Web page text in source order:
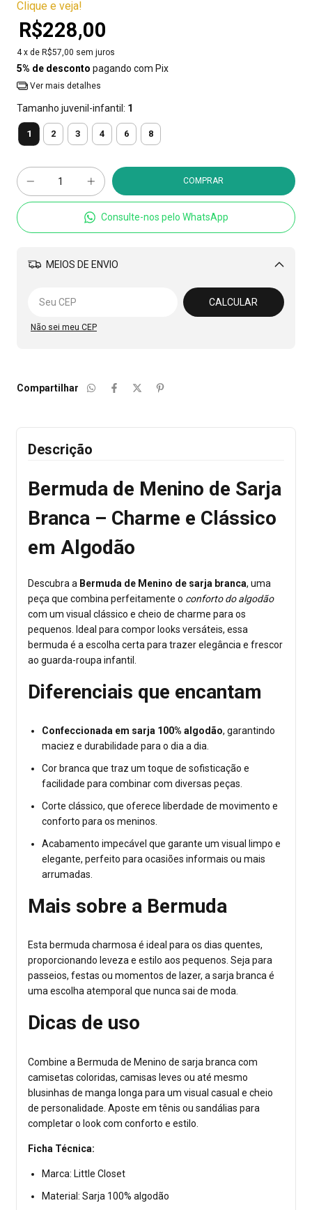
Clique e veja!
R$228,00
4 x de R$57,00 sem juros
5% de desconto pagando com Pix
Ver mais detalhes
Tamanho juvenil-infantil: 1
1 2 3 4 6 8
Consulte-nos pelo WhatsApp
MEIOS DE ENVIO
Alterar CEP
CALCULAR
Não sei meu CEP
Compartilhar
Descrição
Bermuda de Menino de Sarja
Branca – Charme e Clássico
em Algodão
Descubra a Bermuda de Menino de sarja branca, uma
peça que combina perfeitamente o conforto do algodão
com um visual clássico e cheio de charme para os
pequenos. Ideal para compor looks versáteis, essa
bermuda é a escolha certa para trazer elegância e frescor
ao guarda-roupa infantil.
Diferenciais que encantam
Confeccionada em sarja 100% algodão, garantindo
maciez e durabilidade para o dia a dia.
Cor branca que traz um toque de sofisticação e
facilidade para combinar com diversas peças.
Corte clássico, que oferece liberdade de movimento e
conforto para os meninos.
Acabamento impecável que garante um visual limpo e
elegante, perfeito para ocasiões informais ou mais
arrumadas.
Mais sobre a Bermuda
Esta bermuda charmosa é ideal para os dias quentes,
proporcionando leveza e estilo aos pequenos. Seja para
passeios, festas ou momentos de lazer, a sarja branca é
uma escolha atemporal que nunca sai de moda.
Dicas de uso
Combine a Bermuda de Menino de sarja branca com
camisetas coloridas, camisas leves ou até mesmo
blusinhas de manga longa para um visual casual e cheio
de personalidade. Aposte em tênis ou sandálias para
completar o look com conforto e estilo.
Ficha Técnica:
Marca: Little Closet
Material: Sarja 100% algodão